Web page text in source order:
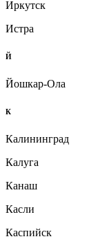
Иркутск
Истра
Й
Йошкар-Ола
К
Калининград
Калуга
Канаш
Касли
Каспийск